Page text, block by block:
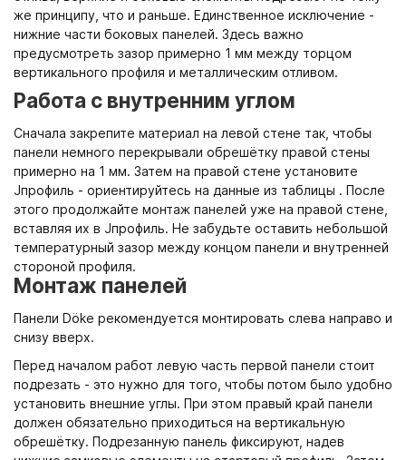
же принципу, что и раньше. Единственное исключение -
нижние части боковых панелей. Здесь важно
предусмотреть зазор примерно 1 мм между торцом
вертикального профиля и металлическим отливом.
Работа с внутренним углом
Сначала закрепите материал на левой стене так, чтобы
панели немного перекрывали обрешётку правой стены
примерно на 1 мм. Затем на правой стене установите
Jпрофиль - ориентируйтесь на данные из таблицы . После
этого продолжайте монтаж панелей уже на правой стене,
вставляя их в Jпрофиль. Не забудьте оставить небольшой
температурный зазор между концом панели и внутренней
стороной профиля.
Монтаж панелей
Панели Döke рекомендуется монтировать слева направо и
снизу вверх.
Перед началом работ левую часть первой панели стоит
подрезать - это нужно для того, чтобы потом было удобно
установить внешние углы. При этом правый край панели
должен обязательно приходиться на вертикальную
обрешётку. Подрезанную панель фиксируют, надев